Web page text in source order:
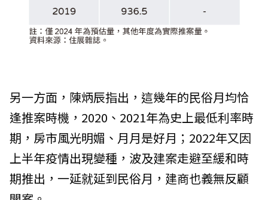
另一方面，陳炳辰指出，這幾年的民俗月均恰
逢推案時機，2020、2021年為史上最低利率時
期，房市風光明媚、月月是好月；2022年又因
上半年疫情出現變種，波及建案走避至緩和時
期推出，一延就延到民俗月，建商也義無反顧